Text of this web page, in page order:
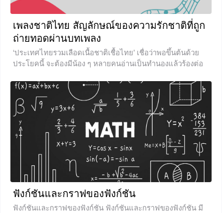
เพลงชาติไทย สัญลักษณ์ของความรักชาติที่ถูก
ถ่ายทอดผ่านบทเพลง
‘ประเทศไทยรวมเลือดเนื้อชาติเชื้อไทย’ เชื่อว่าพอขึ้นต้นด้วย
ประโยคนี้ จะต้องมีน้อง ๆ หลายคนอ่านเป็นทำนองแล้วร้องต่อ
เพลงชาติไทย ที่เราได้ยินตอนแปดโมงเช้ากับหกโมงเย็นของ
ทุกวันนั่นเองค่ะ บทเรียนในวันนี้เราจะมาเจาะลึกถึงความเป็นมา
และความหมายของเพลงชาติไทยกันค่ะ มาดูพร้อมกันเลย
ประวัติความเป็นมาของ เพลงชาติไทย ก่อนที่จะมีเพลงชาติ
ไทย ประเทศไทยใช้เพลงสรรเสริญพระบารมีที่เป็นเพลงประจำ
องค์พระมหากษัตริย์ เป็นเพลงประจำชาติ จนถึงการ
เปลี่ยนแปลงการปกครองเมื่อวันที่ 24 มิถุนายน พ.ศ.
+1
ฟังก์ชันและกราฟของฟังก์ชัน
ฟังก์ชันและกราฟของฟังก์ชัน ฟังก์ชันและกราฟของฟังก์ชัน มี